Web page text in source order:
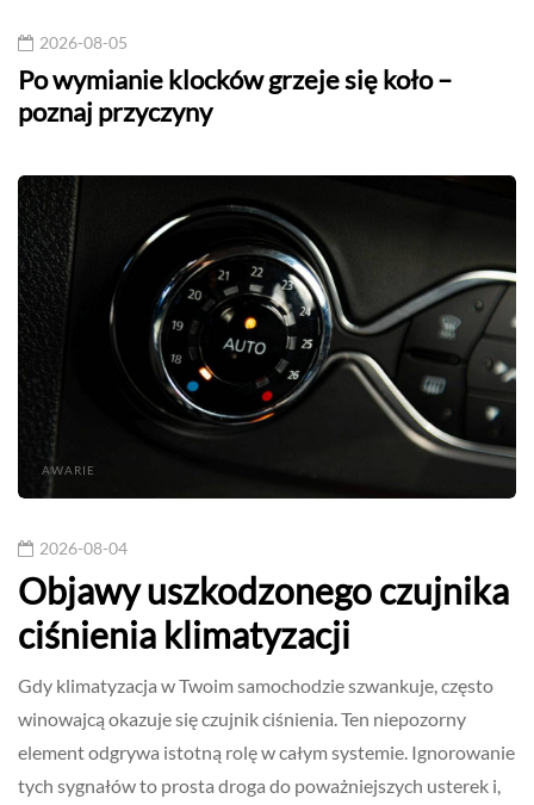
2026-08-05
Po wymianie klocków grzeje się koło –
poznaj przyczyny
AWARIE
2026-08-04
Objawy uszkodzonego czujnika
ciśnienia klimatyzacji
Gdy klimatyzacja w Twoim samochodzie szwankuje, często
winowajcą okazuje się czujnik ciśnienia. Ten niepozorny
element odgrywa istotną rolę w całym systemie. Ignorowanie
tych sygnałów to prosta droga do poważniejszych usterek i,